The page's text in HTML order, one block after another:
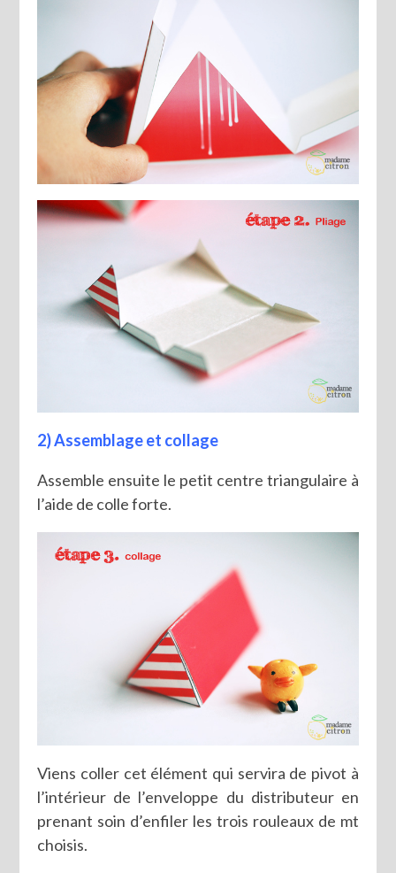
2) Assemblage et collage
Assemble ensuite le petit centre triangulaire à
l’aide de colle forte.
Viens coller cet élément qui servira de pivot à
l’intérieur de l’enveloppe du distributeur en
prenant soin d’enfiler les trois rouleaux de mt
choisis.